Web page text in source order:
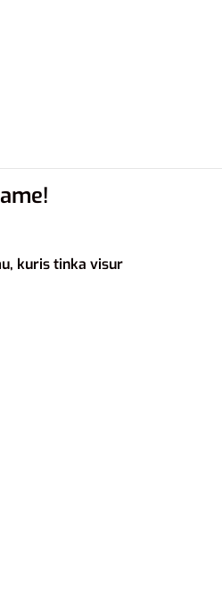
kuris tinka visur